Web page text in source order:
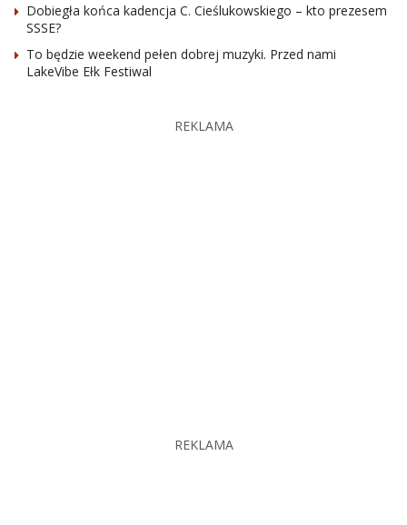
Dobiegła końca kadencja C. Cieślukowskiego – kto prezesem
SSSE?
To będzie weekend pełen dobrej muzyki. Przed nami
LakeVibe Ełk Festiwal
REKLAMA
REKLAMA